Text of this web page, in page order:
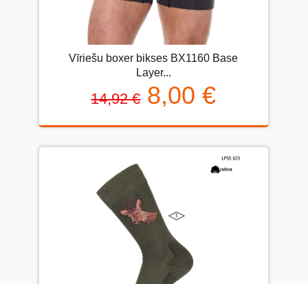
Vīriešu boxer bikses BX1160 Base
Layer...
14,92 € 8,00 €